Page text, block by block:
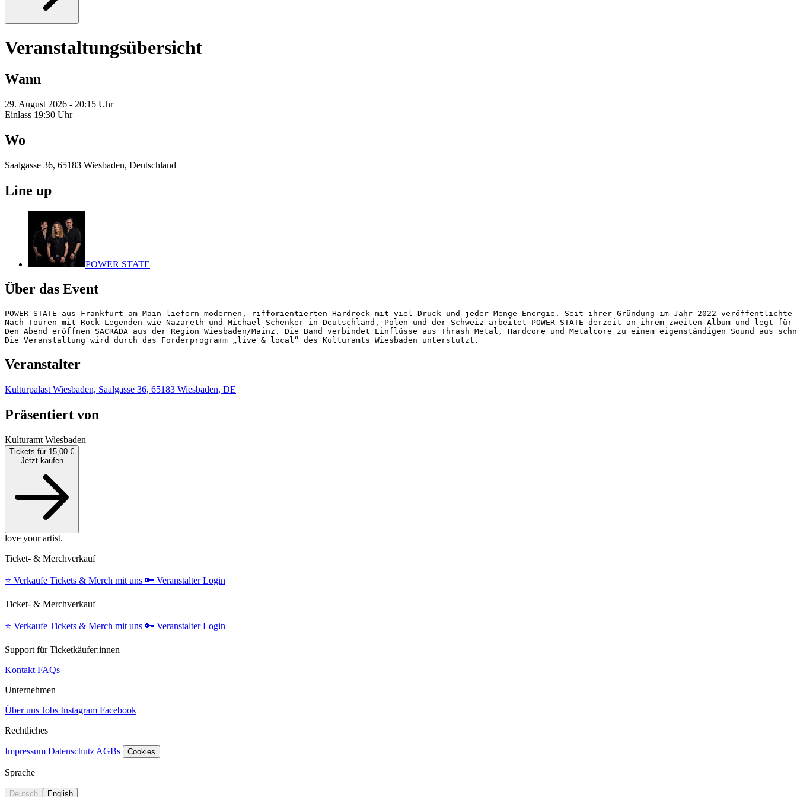
Veranstaltungsübersicht
Wann
29. August 2026 - 20:15 Uhr
Einlass 19:30 Uhr
Wo
Saalgasse 36, 65183 Wiesbaden, Deutschland
Line up
POWER STATE
Über das Event
POWER STATE aus Frankfurt am Main liefern modernen, rifforientierten Hardrock mit viel Druck und jeder Menge Energie. Seit ihrer Gründung im Jahr 2022
Nach Touren mit Rock-Legenden wie Nazareth und Michael Schenker in Deutschland, Polen und der Schweiz arbeitet POWER STATE derzeit an ihrem zweiten Album und legt
Den Abend eröffnen SACRADA aus der Region Wiesbaden/Mainz. Die Band verbindet Einflüsse aus Thrash Metal, Hardcore und Metalcore zu einem eigenständigen Sound
Die Veranstaltung wird durch das Förderprogramm „live & local“ des Kulturamts Wiesbaden unterstützt.
Veranstalter
Kulturpalast Wiesbaden, Saalgasse 36, 65183 Wiesbaden, DE
Präsentiert von
Kulturamt Wiesbaden
Tickets für 15,00 €
Jetzt kaufen
love your artist.
Ticket- & Merchverkauf
⭐️ Verkaufe Tickets & Merch mit uns 🔑 Veranstalter Login
Ticket- & Merchverkauf
⭐️ Verkaufe Tickets & Merch mit uns 🔑 Veranstalter Login
Support für Ticketkäufer:innen
Kontakt FAQs
Unternehmen
Über uns Jobs Instagram Facebook
Rechtliches
Impressum Datenschutz AGBs Cookies
Sprache
Deutsch English